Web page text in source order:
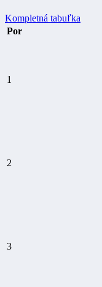
Kompletná tabuľka
Por
1
2
3